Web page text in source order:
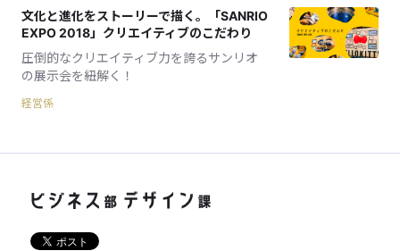
文化と進化をストーリーで描く。「SANRIO
EXPO 2018」クリエイティブのこだわり
圧倒的なクリエイティブ力を誇るサンリオ
の展示会を紐解く！
経営係